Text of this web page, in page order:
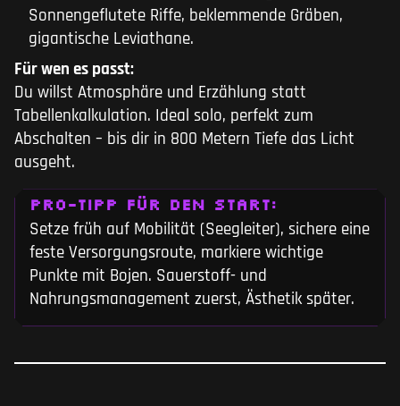
Sonnengeflutete Riffe, beklemmende Gräben,
gigantische Leviathane.
Für wen es passt:
Du willst Atmosphäre und Erzählung statt
Tabellenkalkulation. Ideal solo, perfekt zum
Abschalten – bis dir in 800 Metern Tiefe das Licht
ausgeht.
PRO-TIPP FÜR DEN START:
Setze früh auf Mobilität (Seegleiter), sichere eine
feste Versorgungsroute, markiere wichtige
Punkte mit Bojen. Sauerstoff- und
Nahrungsmanagement zuerst, Ästhetik später.